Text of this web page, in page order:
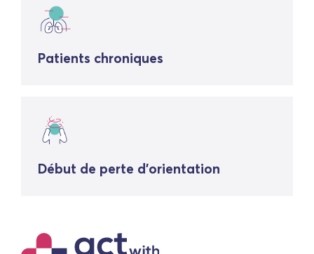
Patients chroniques
Début de perte d'orientation